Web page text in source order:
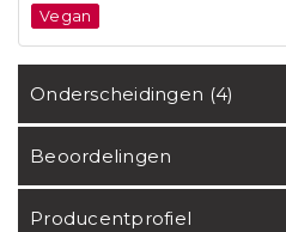
Vegan
Onderscheidingen (4)
Beoordelingen
Producentprofiel